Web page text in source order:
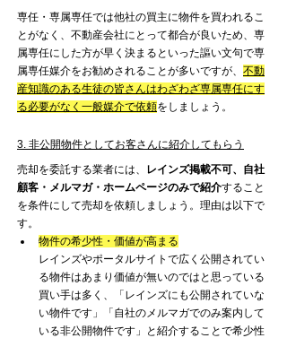
専任・専属専任では他社の買主に物件を買われるこ
とがなく、不動産会社にとって都合が良いため、専
属専任にした方が早く決まるといった謳い文句で専
属専任媒介をお勧めされることが多いですが、 不動
産知識のある生徒の皆さんはわざわざ専属専任にす
る必要がなく一般媒介で依頼をしましょう。
3. 非公開物件としてお客さんに紹介してもらう
売却を委託する業者には、 レインズ掲載不可、自社
顧客・メルマガ・ホームページのみで紹介すること
を条件にして売却を依頼しましょう。理由は以下で
す。
物件の希少性・価値が高まる
レインズやポータルサイトで広く公開されてい
る物件はあまり価値が無いのではと思っている
買い手は多く、「レインズにも公開されていな
い物件です」「自社のメルマガでのみ案内して
いる非公開物件です」と紹介することで希少性